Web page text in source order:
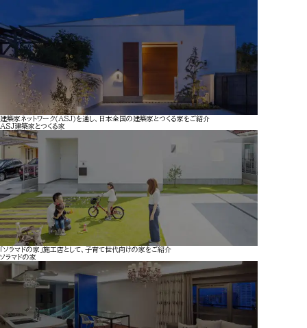
建築家ネットワーク（ASJ）を通し、日本全国の建築家とつくる家をご紹介
ASJ建築家とつくる家
「ソラマドの家」施工店として、子育て世代向けの家をご紹介
ソラマドの家